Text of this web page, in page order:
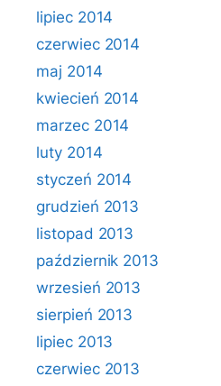
lipiec 2014
czerwiec 2014
maj 2014
kwiecień 2014
marzec 2014
luty 2014
styczeń 2014
grudzień 2013
listopad 2013
październik 2013
wrzesień 2013
sierpień 2013
lipiec 2013
czerwiec 2013